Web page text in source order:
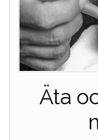
Äta